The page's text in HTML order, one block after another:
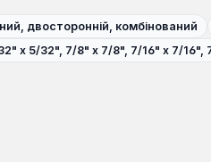
двосторонній, комбінований
х 5/32", 7/8" х 7/8", 7/16" х 7/